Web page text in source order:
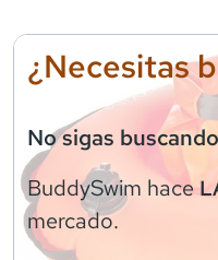
¿Necesitas
No sigas
BuddySwim hace
mercado.